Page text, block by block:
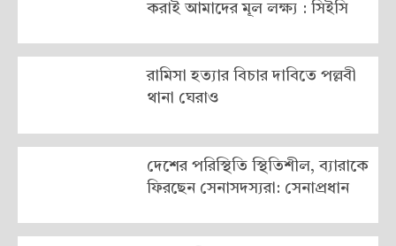
করাই আমাদের মূল লক্ষ্য : সিইসি
রামিসা হত্যার বিচার দাবিতে পল্লবী
থানা ঘেরাও
দেশের পরিস্থিতি স্থিতিশীল, ব্যারাকে
ফিরছেন সেনাসদস্যরা: সেনাপ্রধান